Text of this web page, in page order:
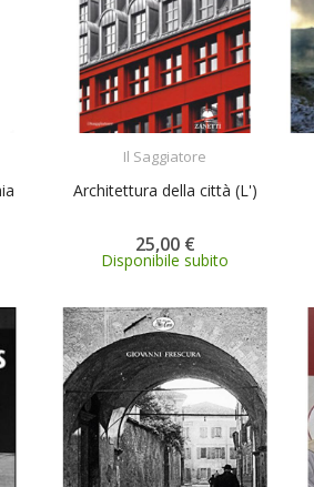
Il Saggiatore
Architettura della città (L')
25,00 €
Disponibile subito